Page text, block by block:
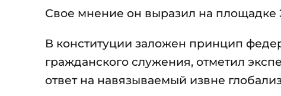
Свое мнение он выразил на площадке
В конституции заложен принцип
гражданского служения, отметил
ответ на навязываемый извне